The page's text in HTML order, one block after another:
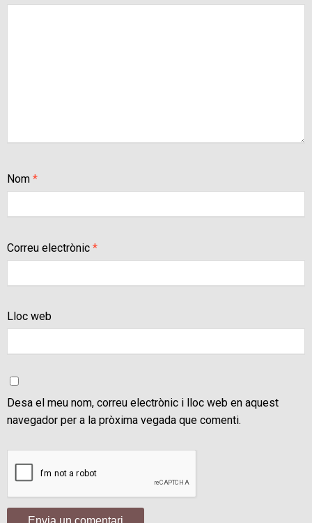
Nom *
Correu electrònic *
Lloc web
Desa el meu nom, correu electrònic i lloc web en aquest
navegador per a la pròxima vegada que comenti.